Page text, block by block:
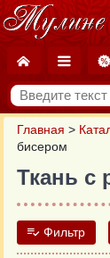
Главная >
бисером
Ткань с
Фильтр